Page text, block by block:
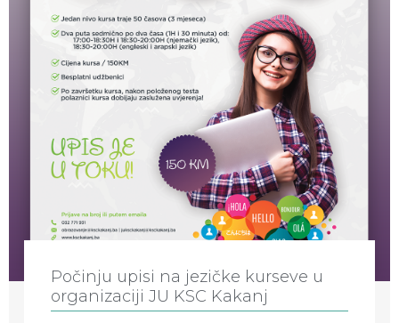
Počinju upisi na jezičke kurseve u
organizaciji JU KSC Kakanj